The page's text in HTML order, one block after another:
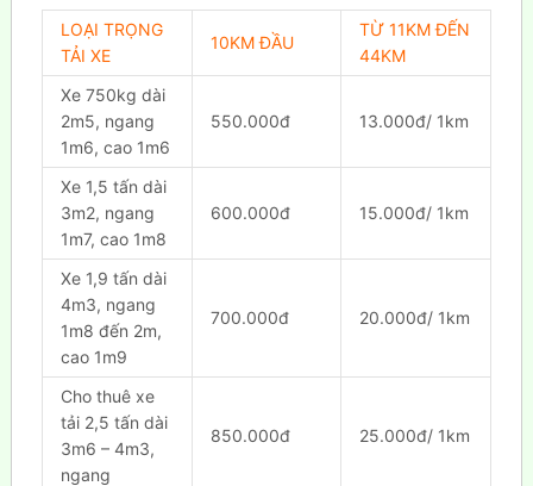
LOẠI TRỌNG
TẢI XE
10KM ĐẦU
TỪ 11KM ĐẾN
44KM
Xe 750kg dài
2m5, ngang
1m6, cao 1m6
550.000đ 13.000đ/ 1km
Xe 1,5 tấn dài
3m2, ngang
1m7, cao 1m8
600.000đ 15.000đ/ 1km
Xe 1,9 tấn dài
4m3, ngang
1m8 đến 2m,
cao 1m9
700.000đ 20.000đ/ 1km
Cho thuê xe
tải 2,5 tấn dài
3m6 – 4m3,
ngang
850.000đ 25.000đ/ 1km